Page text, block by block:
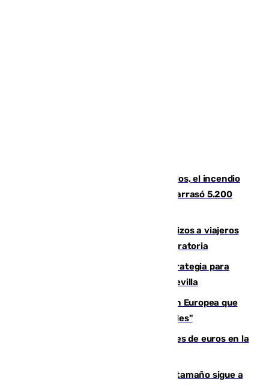
Un mes de la tragedia de Los Gallardos, el incendio
que acabó con la vida de 14 personas y arrasó 5.200
España establece controles fronterizos a viajeros
procedentes de Italia por la presión migratoria
El Ayuntamiento desarrolla una estrategia para
recuperar la identidad patrimonial de Sevilla
España e Italia garantizan a la Unión Europea que
sus controles fronterizos son "temporales"
Sevilla ha invertido más de 6 millones de euros en la
Susto en Marbella: un atún de gran tamaño sigue a